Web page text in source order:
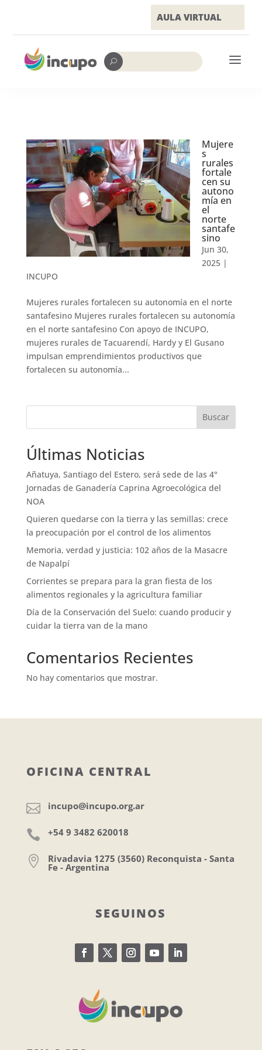
AULA VIRTUAL
U a
Mujere
s
rurales
fortale
cen su
autono
mía en
el
norte
santafe
sino
Jun 30,
2025|
INCUPO
Mujeres rurales fortalecen su autonomía en el norte
santafesino Mujeres rurales fortalecen su autonomía
en el norte santafesino Con apoyo de INCUPO,
mujeres rurales de Tacuarendí, Hardy y El Gusano
impulsan emprendimientos productivos que
fortalecen su autonomía...
Buscar
Últimas Noticias
Añatuya, Santiago del Estero, será sede de las 4°
Jornadas de Ganadería Caprina Agroecológica del
NOA
Quieren quedarse con la tierra y las semillas: crece
la preocupación por el control de los alimentos
Memoria, verdad y justicia: 102 años de la Masacre
de Napalpí
Corrientes se prepara para la gran fiesta de los
alimentos regionales y la agricultura familiar
Día de la Conservación del Suelo: cuando producir y
cuidar la tierra van de la mano
Comentarios Recientes
No hay comentarios que mostrar.
OFICINA CENTRAL
 incupo@incupo.org.ar
 +54 9 3482 620018
 Rivadavia 1275 (3560) Reconquista - Santa
Fe - Argentina
SEGUINOS